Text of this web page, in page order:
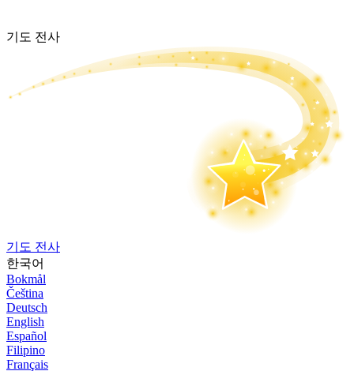
기도 전사
기도 전사
한국어
Bokmål
Čeština
Deutsch
English
Español
Filipino
Français